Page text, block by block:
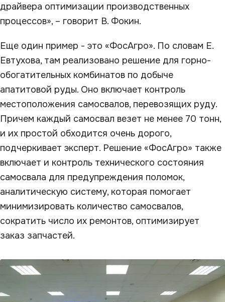
драйвера оптимизации производственных
процессов», – говорит В. Фокин.
Еще один пример - это «ФосАгро». По словам Е.
Евтухова, там реализовано решение для горно-
обогатительных комбинатов по добыче
апатитовой руды. Оно включает контроль
местоположения самосвалов, перевозящих руду.
Причем каждый самосвал везет не менее 70 тонн,
и их простой обходится очень дорого,
подчеркивает эксперт. Решение «ФосАгро» также
включает и контроль технического состояния
самосвала для предупреждения поломок,
аналитическую систему, которая помогает
минимизировать количество самосвалов,
сократить число их ремонтов, оптимизирует
заказ запчастей.